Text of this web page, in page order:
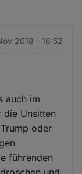
2018 - 16:52
auch im
die Unsitten
oder
führenden